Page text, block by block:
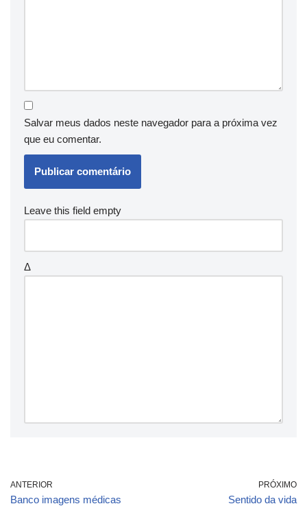
Salvar meus dados neste navegador para a próxima vez
que eu comentar.
Leave this field empty
Δ
ANTERIOR
Banco imagens médicas
PRÓXIMO
Sentido da vida